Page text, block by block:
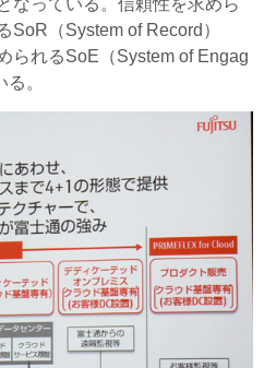
なっている。信頼性を求めら
SoR（System of Record）
られるSoE（System of Engag
。